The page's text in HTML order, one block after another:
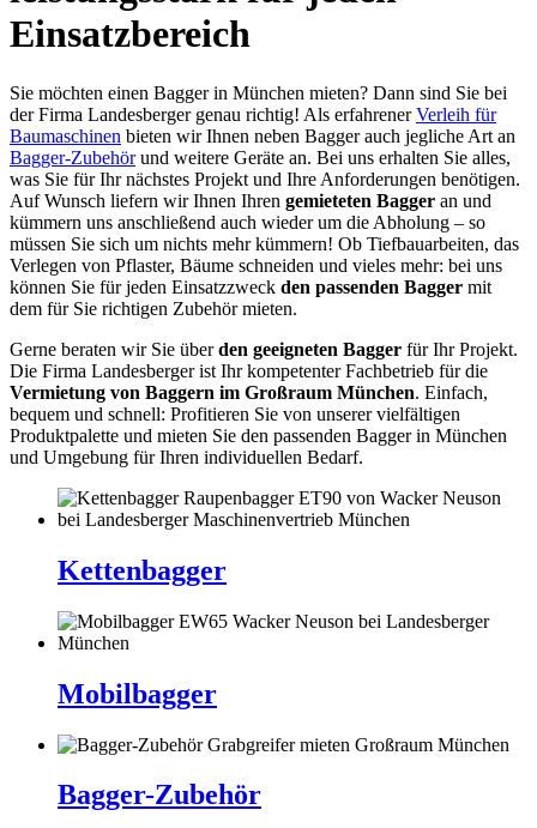
Einsatzbereich
Sie möchten einen Bagger in München mieten? Dann sind Sie bei
der Firma Landesberger genau richtig! Als erfahrenerVerleih für
Baumaschinen bieten wir Ihnen neben Bagger auch jegliche Art an
Bagger-Zubehörund weitere Geräte an. Bei uns erhalten Sie alles,
was Sie für Ihr nächstes Projekt und Ihre Anforderungen benötigen.
Auf Wunsch liefern wir Ihnen Ihren gemieteten Bagger an und
kümmern uns anschließend auch wieder um die Abholung – so
müssen Sie sich um nichts mehr kümmern! Ob Tiefbauarbeiten, das
Verlegen von Pflaster, Bäume schneiden und vieles mehr: bei uns
können Sie für jeden Einsatzzweck den passenden Bagger mit
dem für Sie richtigen Zubehör mieten.
Gerne beraten wir Sie überden geeigneten Bagger für Ihr Projekt.
Die Firma Landesberger ist Ihr kompetenter Fachbetrieb für die
Vermietung von Baggern im Großraum München. Einfach,
bequem und schnell: Profitieren Sie von unserer vielfältigen
Produktpalette und mieten Sie den passenden Bagger in München
und Umgebung für Ihren individuellen Bedarf.
Kettenbagger
Mobilbagger
Zubehör
Bagger-Zubehör